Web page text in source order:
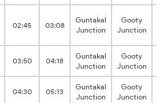
02:45 03:08
Guntakal
Junction
Gooty
Junction
03:50 04:18
Guntakal
Junction
Gooty
Junction
04:30 05:13
Guntakal
Junction
Gooty
Junction